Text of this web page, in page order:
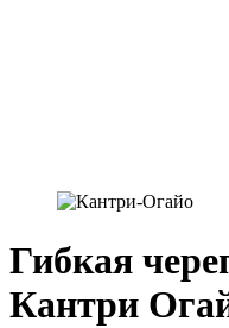
Гибкая
Кантри